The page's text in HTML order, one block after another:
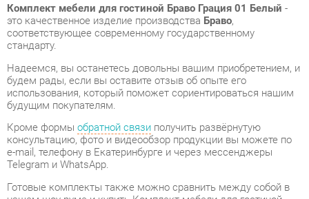
будем рады, если вы оставите отзыв об опыте его
использования, который поможет сориентироваться нашим
будущим покупателям.
консультацию, фото и видеообзор продукции вы можете по
e-mail, телефону в Екатеринбурге и через мессенджеры
Telegram и WhatsApp.
Готовые комплекты также можно сравнить между собой в
нашем шоу-руме и купить Комплект мебели для гостиной
Браво Грация 01 Белый, самостоятельно забрав его с нашего
центрального склада в г. Екатеринбург. Полный список
адресов и магазинов смотрите на странице